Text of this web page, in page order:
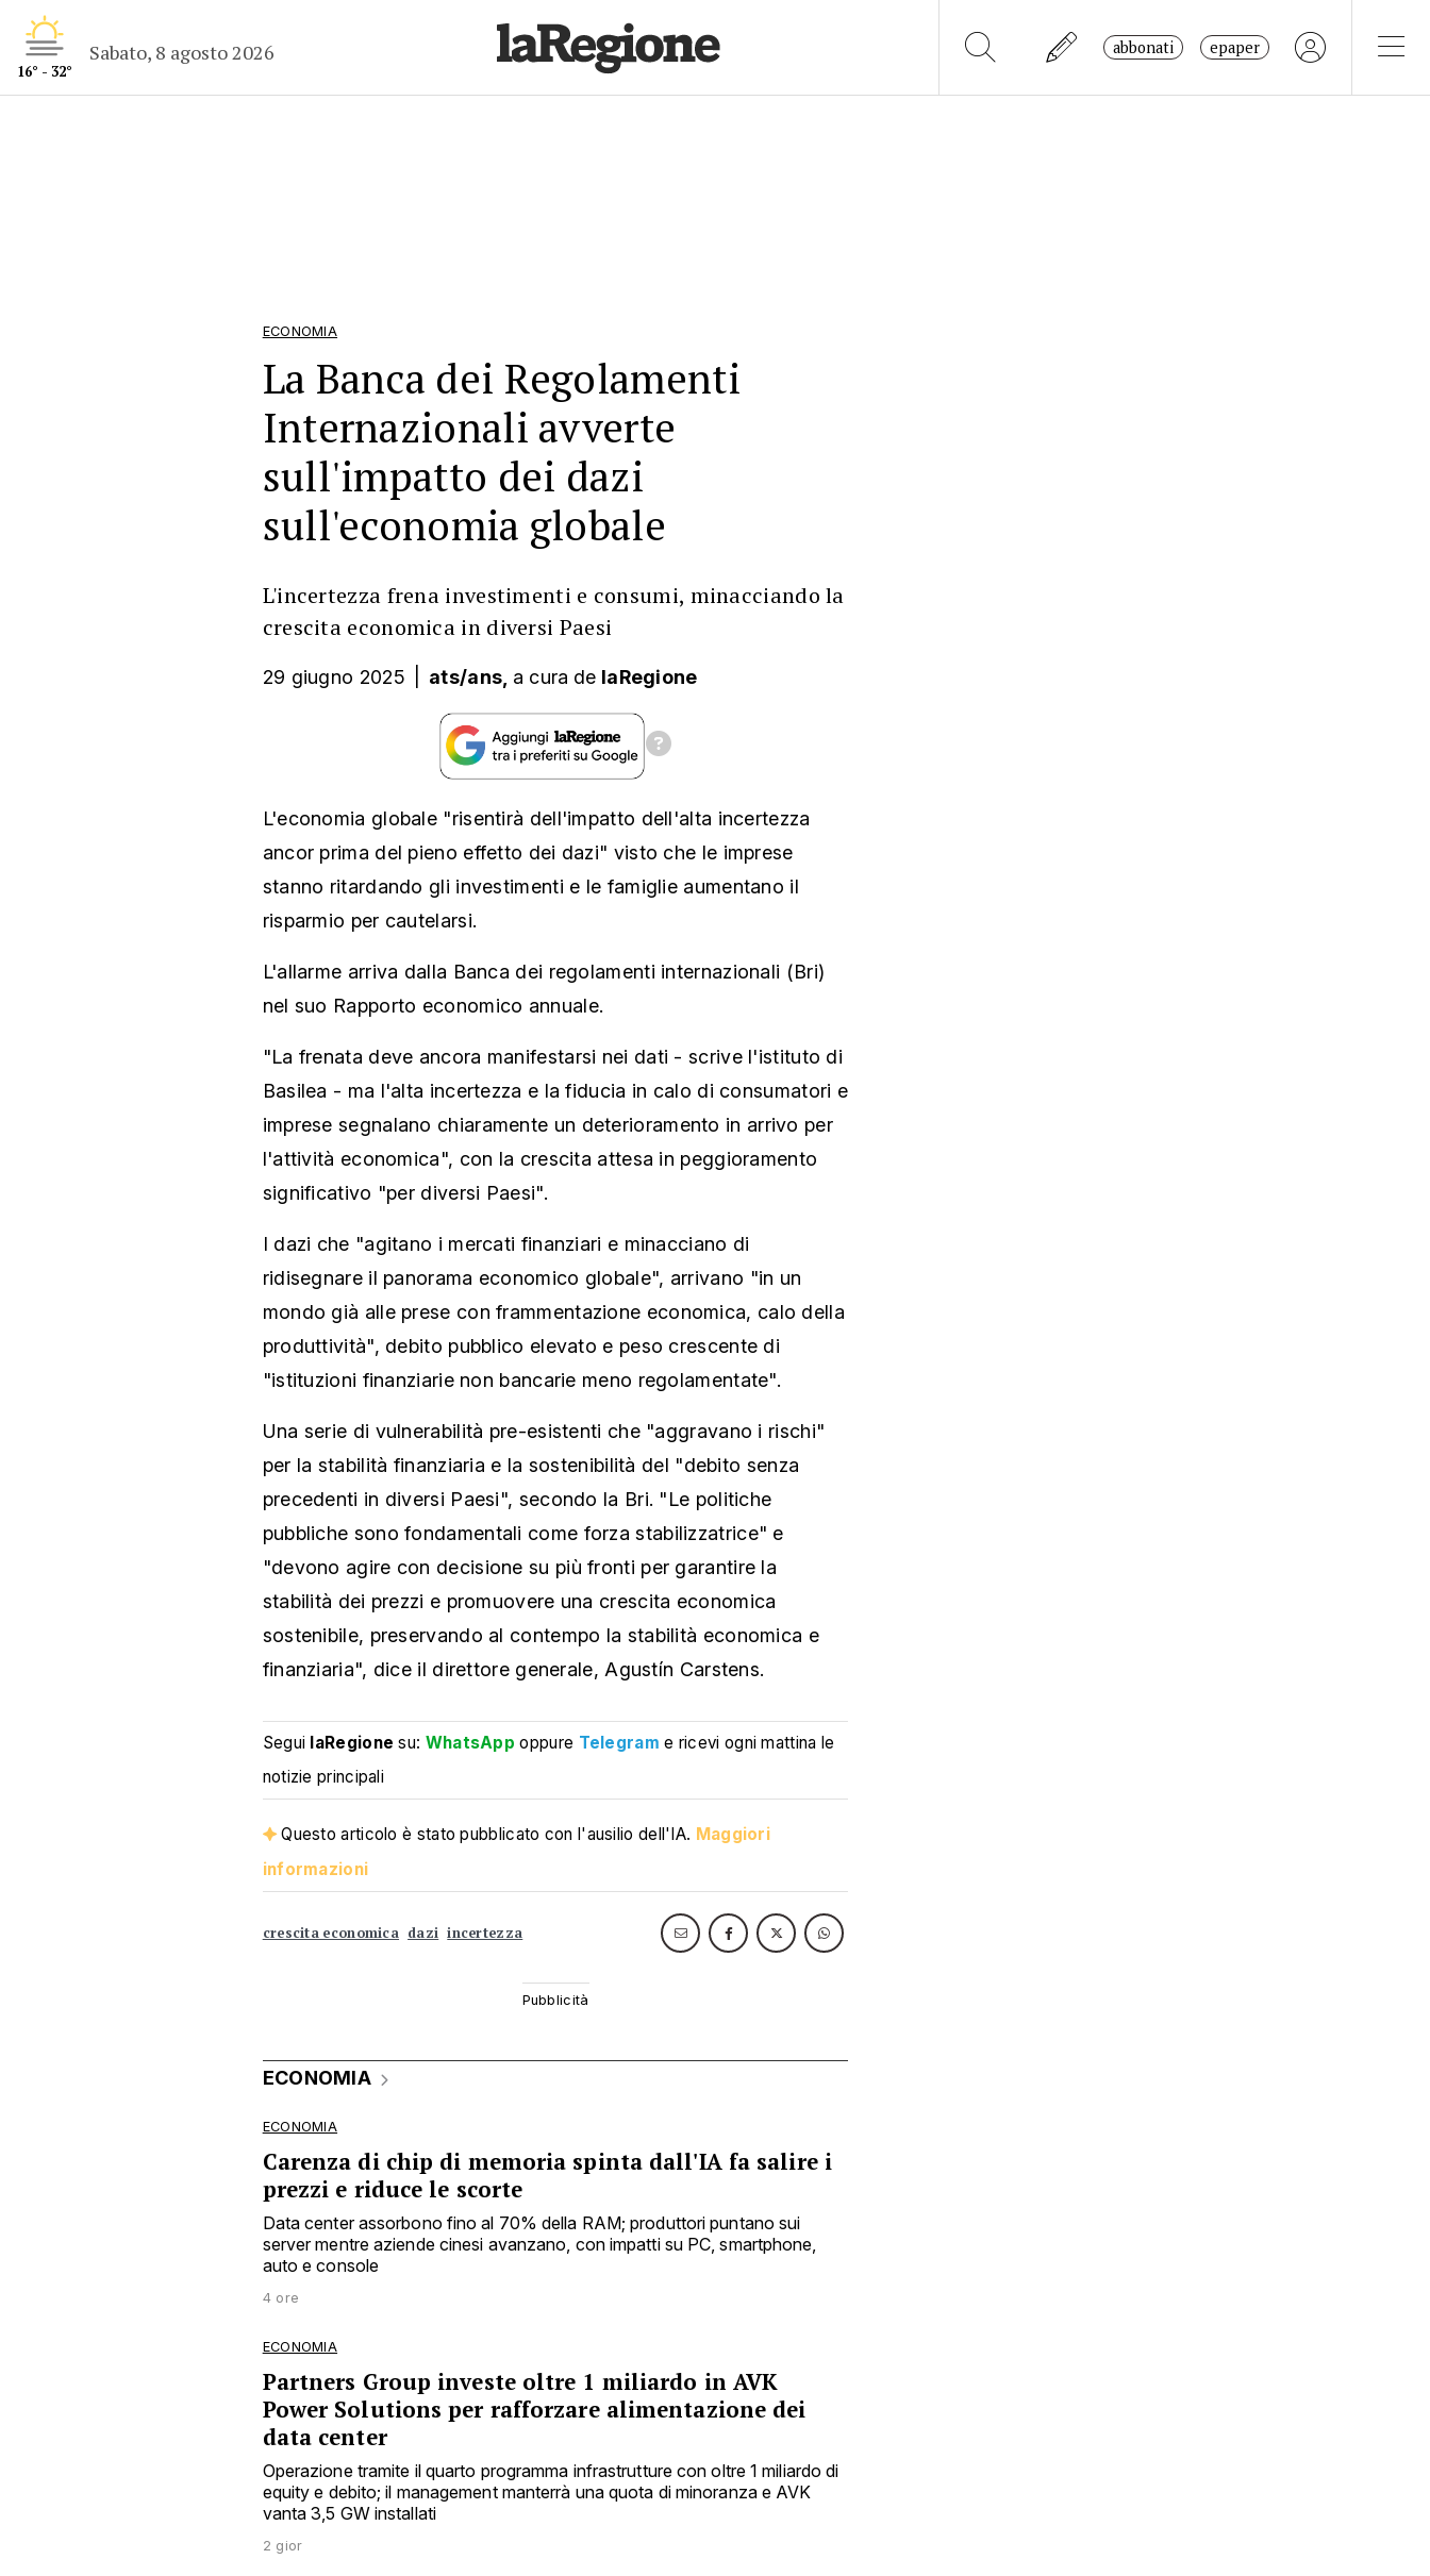
16° - 32°
Sabato, 8 agosto 2026 abbonati epaper
ECONOMIA
La Banca dei Regolamenti
Internazionali avverte
sull'impatto dei dazi
sull'economia globale
L'incertezza frena investimenti e consumi, minacciando la
crescita economica in diversi Paesi
29 giugno 2025 ats/ans, a cura de laRegione
L'economia globale "risentirà dell'impatto dell'alta incertezza
ancor prima del pieno effetto dei dazi" visto che le imprese
stanno ritardando gli investimenti e le famiglie aumentano il
risparmio per cautelarsi.
L'allarme arriva dalla Banca dei regolamenti internazionali (Bri)
nel suo Rapporto economico annuale.
"La frenata deve ancora manifestarsi nei dati - scrive l'istituto di
Basilea - ma l'alta incertezza e la fiducia in calo di consumatori e
imprese segnalano chiaramente un deterioramento in arrivo per
l'attività economica", con la crescita attesa in peggioramento
significativo "per diversi Paesi".
I dazi che "agitano i mercati finanziari e minacciano di
ridisegnare il panorama economico globale", arrivano "in un
mondo già alle prese con frammentazione economica, calo della
produttività", debito pubblico elevato e peso crescente di
"istituzioni finanziarie non bancarie meno regolamentate".
Una serie di vulnerabilità pre-esistenti che "aggravano i rischi"
per la stabilità finanziaria e la sostenibilità del "debito senza
precedenti in diversi Paesi", secondo la Bri. "Le politiche
pubbliche sono fondamentali come forza stabilizzatrice" e
"devono agire con decisione su più fronti per garantire la
stabilità dei prezzi e promuovere una crescita economica
sostenibile, preservando al contempo la stabilità economica e
finanziaria", dice il direttore generale, Agustín Carstens.
Segui laRegione su: WhatsApp oppure Telegram e ricevi ogni mattina le
notizie principali
Questo articolo è stato pubblicato con l'ausilio dell'IA. Maggiori
informazioni
crescita economica dazi incertezza
ECONOMIA
ECONOMIA
Carenza di chip di memoria spinta dall'IA fa salire i
prezzi e riduce le scorte
Data center assorbono fino al 70% della RAM; produttori puntano sui
server mentre aziende cinesi avanzano, con impatti su PC, smartphone,
auto e console
4 ore
ECONOMIA
Partners Group investe oltre 1 miliardo in AVK
Power Solutions per rafforzare alimentazione dei
data center
Operazione tramite il quarto programma infrastrutture con oltre 1 miliardo di
equity e debito; il management manterrà una quota di minoranza e AVK
vanta 3,5 GW installati
2 gior